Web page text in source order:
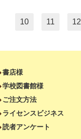
10 11 12
書店様
学校図書館様
ご注文方法
ライセンスビジネス
読者アンケート